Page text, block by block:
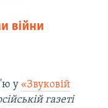
війни
у «Звуковій
газеті